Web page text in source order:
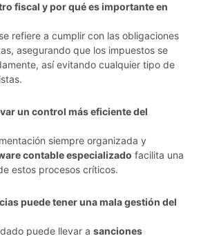
fiscal y por qué es importante en
se refiere a cumplir con las obligaciones
asegurando que los impuestos se
así evitando cualquier tipo de
un control más eficiente del
siempre organizada y
contable especializado facilita una
estos procesos críticos.
puede tener una mala gestión del
puede llevar a sanciones